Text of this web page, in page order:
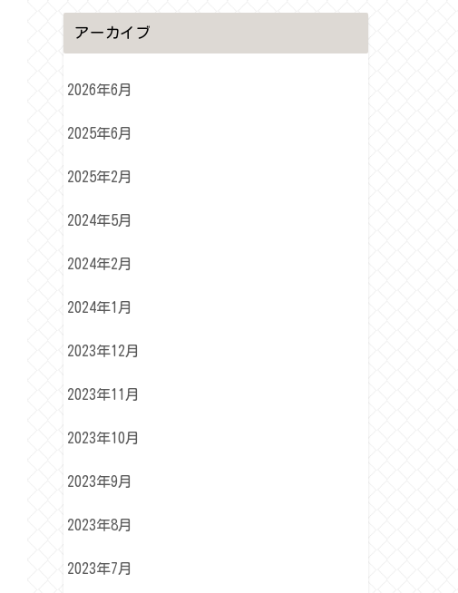
アーカイブ
2026年6月
2025年6月
2025年2月
2024年5月
2024年2月
2024年1月
2023年12月
2023年11月
2023年10月
2023年9月
2023年8月
2023年7月